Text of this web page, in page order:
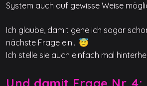
System auch auf gewisse Weise
Ich glaube, damit gehe ich sogar
nächste Frage ein… 😇
Ich stelle sie auch einfach mal